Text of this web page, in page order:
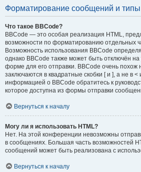
Форматирование сообщений и
Что такое BBCode?
BBCode — это особая реализация HTML,
возможности по форматированию отдельных
Возможность использования BBCode
однако BBCode также может быть отключён
форме для его отправки. BBCode очень похож
заключаются в квадратные скобки [ и ], а не в
информацией о BBCode обратитесь к
которое доступна из формы отправки
Вернуться к началу
Могу ли я использовать HTML?
Нет. На этой конференции невозможны
в сообщениях. Большая часть возможностей
сообщений может быть реализована с
Вернуться к началу